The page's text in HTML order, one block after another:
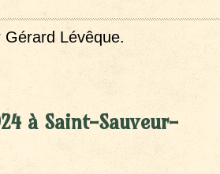
Gérard Lévêque.
à Saint-Sauveur-